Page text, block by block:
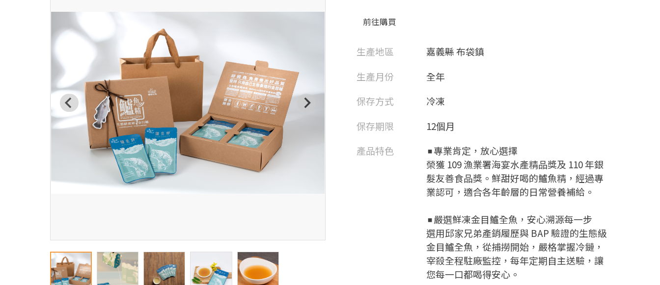
前往購買
生產地區
嘉義縣 布袋鎮
生產月份
全年
保存方式
冷凍
保存期限
12個月
產品特色
◾️專業肯定，放心選擇
榮獲 109 漁業署海宴水產精品獎及 110 年銀
髮友善食品獎。鮮甜好喝的鱸魚精，經過專
業認可，適合各年齡層的日常營養補給。
◾️嚴選鮮凍金目鱸全魚，安心溯源每一步
選用邱家兄弟產銷履歷與 BAP 驗證的生態級
金目鱸全魚，從捕撈開始，嚴格掌握冷鏈，
宰殺全程駐廠監控，每年定期自主送驗，讓
您每一口都喝得安心。